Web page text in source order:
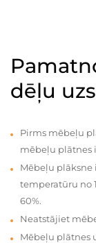
dēļu
Pirms mēbeļu
mēbeļu plātnes
Mēbeļu plāksne
temperatūru no
60%.
Neatstājiet
Mēbeļu plātnes